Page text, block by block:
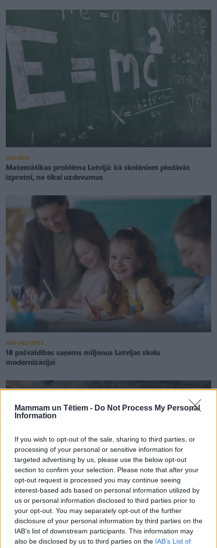
Mammam un Tētiem - Do Not Process My Personal
Information
If you wish to opt-out of the sale, sharing to third parties, or
processing of your personal or sensitive information for
targeted advertising by us, please use the below opt-out
section to confirm your selection. Please note that after your
opt-out request is processed you may continue seeing
interest-based ads based on personal information utilized by
us or personal information disclosed to third parties prior to
your opt-out. You may separately opt-out of the further
disclosure of your personal information by third parties on the
IAB’s list of downstream participants. This information may
also be disclosed by us to third parties on the IAB’s List of
SKOLĒNS
Matemātikas problēma Latvijā: kā skolēniem piedāvāt
izpratni, ne tikai uzdevumus
AKTUALITĀTES
18 pašvaldības saņems miljonus Latvijas skolu
modernizācijai
SPECIĀLISTU VIEDOKĻI
Bailes no matemātikas? Atbrīvojas, kad piemēri kļūst